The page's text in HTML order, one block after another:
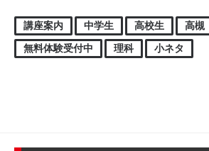
講座案内 中学生 高校生 高槻
無料体験受付中
理科 小ネタ